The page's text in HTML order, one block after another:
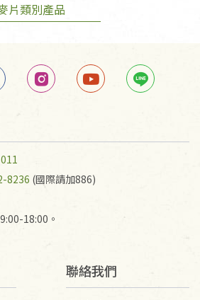
知：
或未使用原箱退回，導致書籍有
損或凹角，將不接受退貨，也不
，為敬重法寶故，里仁網購無法
需將手抄稿寄還給消費者，因而
由消費者負擔。
片類別產品
8236 (國際請加886)
18:00。
聯絡我們